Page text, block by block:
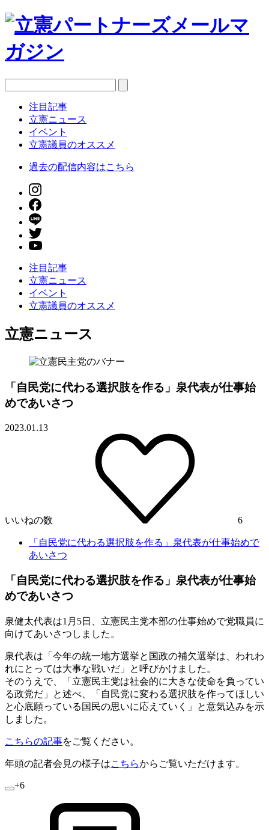
注目記事
立憲ニュース
イベント
立憲議員のオススメ
過去の配信内容はこちら
注目記事
立憲ニュース
イベント
立憲議員のオススメ
立憲ニュース
「自民党に代わる選択肢を作る」泉代表が仕事始
めであいさつ
2023.01.13
いいねの数 6
「自民党に代わる選択肢を作る」泉代表が仕事始めで
あいさつ
「自民党に代わる選択肢を作る」泉代表が仕事始
めであいさつ
泉健太代表は1月5日、立憲民主党本部の仕事始めで党職員に
向けてあいさつしました。
泉代表は「今年の統一地方選挙と国政の補欠選挙は、われわ
れにとっては大事な戦いだ」と呼びかけました。
そのうえで、「立憲民主党は社会的に大きな使命を負ってい
る政党だ」と述べ、「自民党に変わる選択肢を作ってほしい
と心底願っている国民の思いに応えていく」と意気込みを示
しました。
こちらの記事をご覧ください。
年頭の記者会見の様子はこちらからご覧いただけます。
+6